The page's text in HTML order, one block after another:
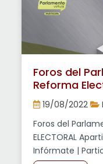
Foros del
Reforma
19/08/2022
Foros del
ELECTORAL
Infórmate |